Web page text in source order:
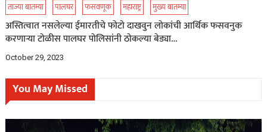
ताज्या बातम्या पालघर फसवणूक महाराष्ट्र मुख्य बातम्या
अस्तित्वात नसलेल्या ईमारतीचे फोटो दाखवुन लोकांची आर्थिक फसवनुक
करणाऱ्या टोळीस पालघर पोलिसांनी ठोकल्या बेड्या…
October 29, 2023
You May Missed